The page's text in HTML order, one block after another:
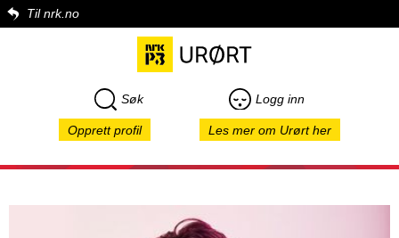
Til nrk.no
Søk Logg inn
Opprett profil Les mer om Urørt her